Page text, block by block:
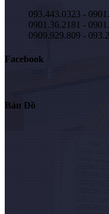
093.443.0323 -
0901.36.2181 -
0909.929.809 -
Facebook
Bản Đồ